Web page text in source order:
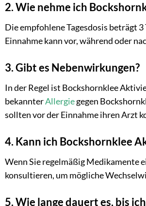
2. Wie nehme ich
Die empfohlene Tagesdosis beträgt
Einnahme kann vor, während oder
3. Gibt es Nebenwirkungen?
In der Regel ist Bockshornklee
bekannterAllergiegegen
sollten vor der Einnahme ihren Arzt
4. Kann ich Bockshornklee
Wenn Sie regelmäßig Medikamente
konsultieren, um mögliche
5. Wie lange dauert es, bis